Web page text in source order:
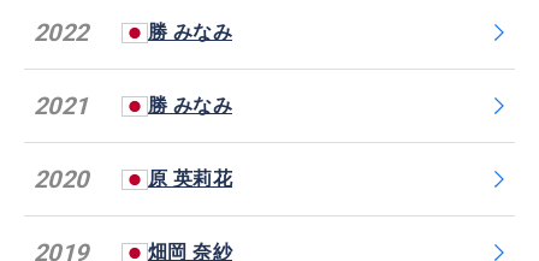
2022 勝 みなみ
2021 勝 みなみ
2020 原 英莉花
2019 畑岡 奈紗